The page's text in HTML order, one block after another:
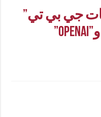
جي بي تي”
تجعله قنبلة موقوتة و”OpenAI”